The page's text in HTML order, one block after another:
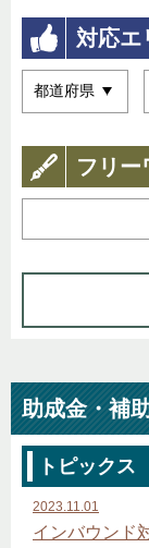
対応エ
フリー
助成金・補
トピックス
2023.11.01
インバウンド